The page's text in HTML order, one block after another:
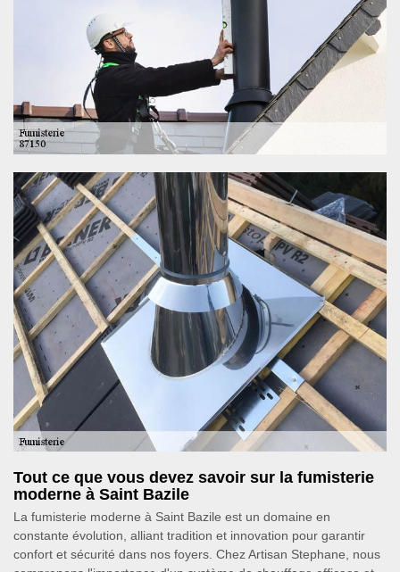
Tout ce que vous devez savoir sur la fumisterie
moderne à Saint Bazile
La fumisterie moderne à Saint Bazile est un domaine en
constante évolution, alliant tradition et innovation pour garantir
confort et sécurité dans nos foyers. Chez Artisan Stephane, nous